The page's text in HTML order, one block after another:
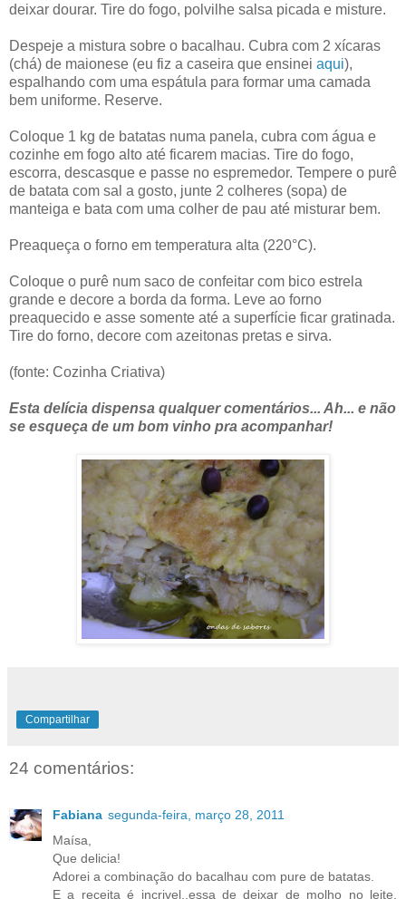
deixar dourar. Tire do fogo, polvilhe salsa picada e misture.
Despeje a mistura sobre o bacalhau. Cubra com 2 xícaras
(chá) de maionese (eu fiz a caseira que ensinei aqui),
espalhando com uma espátula para formar uma camada
bem uniforme. Reserve.
Coloque 1 kg de batatas numa panela, cubra com água e
cozinhe em fogo alto até ficarem macias. Tire do fogo,
escorra, descasque e passe no espremedor. Tempere o purê
de batata com sal a gosto, junte 2 colheres (sopa) de
manteiga e bata com uma colher de pau até misturar bem.
Preaqueça o forno em temperatura alta (220°C).
Coloque o purê num saco de confeitar com bico estrela
grande e decore a borda da forma. Leve ao forno
preaquecido e asse somente até a superfície ficar gratinada.
Tire do forno, decore com azeitonas pretas e sirva.
(fonte: Cozinha Criativa)
Esta delícia dispensa qualquer comentários... Ah... e não
se esqueça de um bom vinho pra acompanhar!
Compartilhar
24 comentários:
Fabiana segunda-feira, março 28, 2011
Maísa,
Que delicia!
Adorei a combinação do bacalhau com pure de batatas.
E a receita é incrivel..essa de deixar de molho no leite,